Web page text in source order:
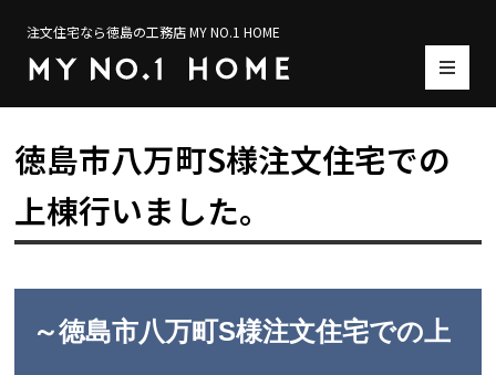
注文住宅なら徳島の工務店 MY NO.1 HOME
徳島市八万町S様注文住宅での
上棟行いました。
～徳島市八万町S様注文住宅での上